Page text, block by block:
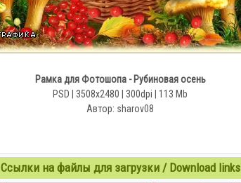
Рамка для Фотошопа - Рубиновая осень
PSD | 3508x2480 | 300dpi | 113 Mb
Автор: sharov08
Ссылки на файлы для загрузки / Download links